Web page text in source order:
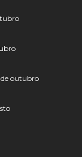
de outubro